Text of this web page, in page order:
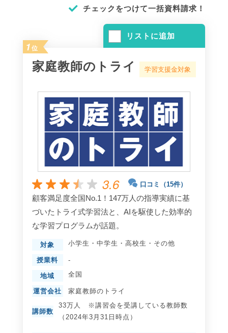
チェックをつけて一括資料請求！
リストに追加
1 位
家庭教師のトライ 学習支援金対象
3.6 口コミ（15件）
顧客満足度全国No.1！147万人の指導実績に基
づいたトライ式学習法と、AIを駆使した効率的
な学習プログラムが話題。
対象 小学生 ・ 中学生 ・ 高校生 ・ その他
授業料 -
地域 全国
運営会社 家庭教師のトライ
講師数
33万人 ※講習会を受講している教師数
（2024年3月31日時点）